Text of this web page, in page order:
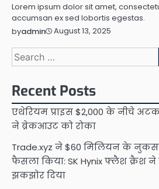
Lorem ipsum dolor sit amet,
accumsan ex sed lobortis egestas.
byadmin August 13, 2025
Search
for:
Recent Posts
एथेरियम प्राइस $2,000 के नीचे
ने ब्रेकआउट को रोका
Trade.xyz ने $60 मिलियन के
फैसला किया: SK Hynix फ्लैश क्रैश ने
झकझोर दिया